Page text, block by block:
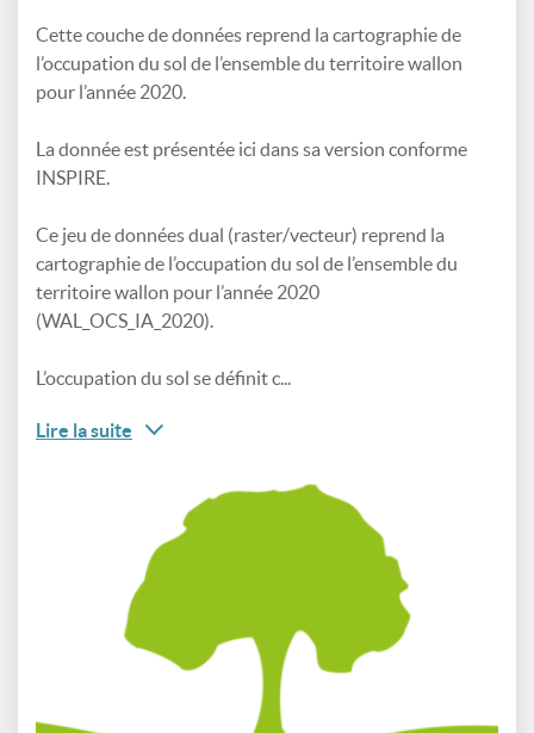
Cette couche de données reprend la cartographie de
l’occupation du sol de l’ensemble du territoire wallon
pour l’année 2020.
La donnée est présentée ici dans sa version conforme
INSPIRE.
Ce jeu de données dual (raster/vecteur) reprend la
cartographie de l’occupation du sol de l’ensemble du
territoire wallon pour l’année 2020
(WAL_OCS_IA_2020).
L’occupation du sol se définit c...
Lire la suite